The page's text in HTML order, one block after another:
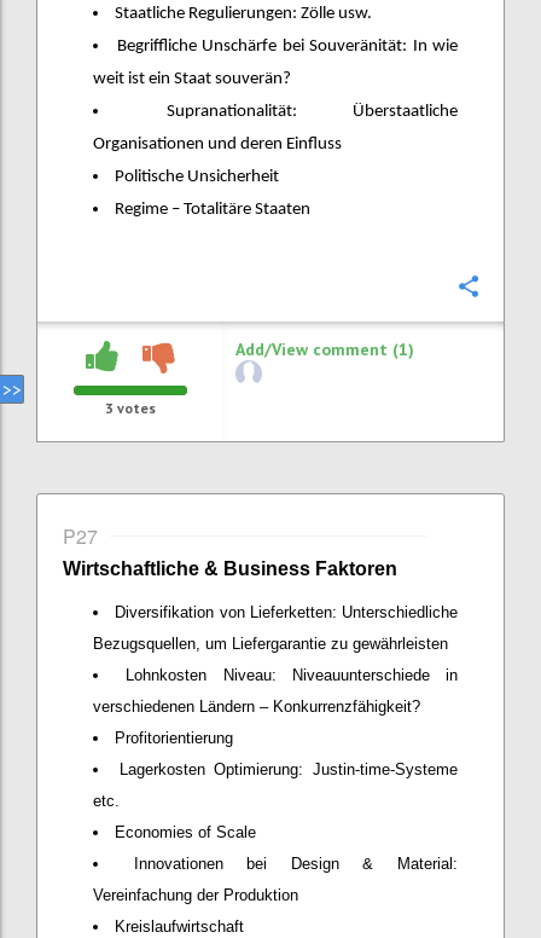
Staatliche Regulierungen: Zölle usw.
Begriffliche Unschärfe bei Souveränität: In wie
weit ist ein Staat souverän?
Supranationalität: Überstaatliche
Organisationen und deren Einfluss
Politische Unsicherheit
Regime – Totalitäre Staaten
3 votes
Add/View comment (1)
P27
Wirtschaftliche & Business Faktoren
Diversifikation von Lieferketten: Unterschiedliche
Bezugsquellen, um Liefergarantie zu gewährleisten
Lohnkosten Niveau: Niveauunterschiede in
verschiedenen Ländern – Konkurrenzfähigkeit?
Profitorientierung
Lagerkosten Optimierung: Justin-time-Systeme
etc.
Economies of Scale
Innovationen bei Design & Material:
Vereinfachung der Produktion
Kreislaufwirtschaft